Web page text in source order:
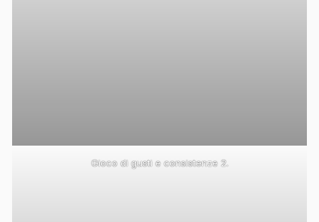
Gioco di gusti e consistenze 2.